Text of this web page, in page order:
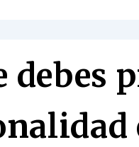
debes